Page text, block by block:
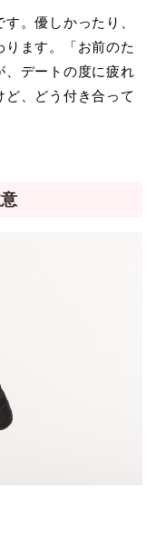
。優しかったり、
ます。「お前のた
、デートの度に疲れ
、どう付き合って